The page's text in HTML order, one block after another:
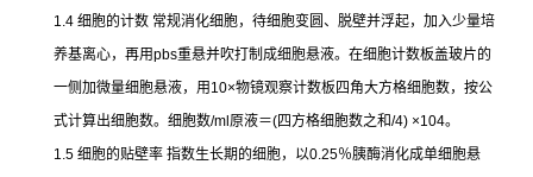
1.4 细胞的计数 常规消化细胞，待细胞变圆、脱壁并浮起，加入少量培
养基离心，再用pbs重悬并吹打制成细胞悬液。在细胞计数板盖玻片的
一侧加微量细胞悬液，用 10×物镜观察计数板四角大方格细胞数，按公
式计算出细胞数。细胞数/ml 原液＝(四方格细胞数之和/4) ×104。
1.5 细胞的贴壁率 指数生长期的细胞，以0.25％胰酶消化成单细胞悬